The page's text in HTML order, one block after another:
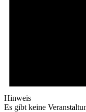
Hinweis
Es gibt keine